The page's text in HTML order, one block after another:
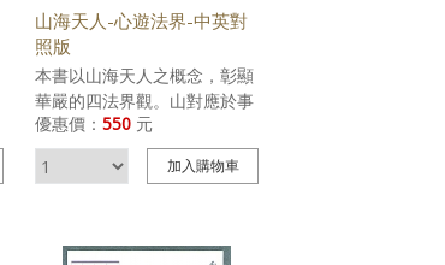
山海天人-心遊法界-中英對
照版
本書以山海天人之概念，彰顯
華嚴的四法界觀。山對應於事
法界，海對應於理事無礙法
界，天對應於理法界，人對應
於事事無礙法界。
優惠價： 550 元
加入購物車